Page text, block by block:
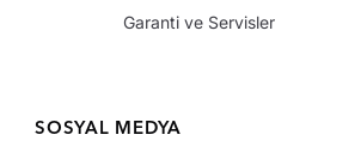
Garanti ve Servisler
SOSYAL MEDYA